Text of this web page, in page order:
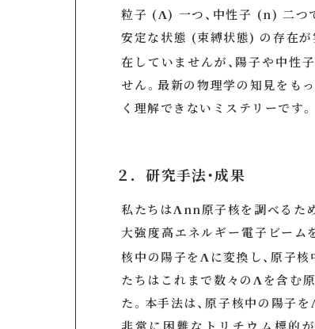
粒子 (Λ) 一つ、中性子 (n) 二つ
安定な状態 (束縛状態) の存在が
在していませんが、陽子や中性
せん。最新の物理学の知見をも
く理解できないミステリーです。
２．研究手法・成果
私たちはΛnn原子核を調べるた
大強度高エネルギー電子ビーム
核中の陽子をΛに変換し、原子
たちはこれまで数々のΛを含む
た。本手法は、原子核中の陽子
非常に困難なトリチウム標的